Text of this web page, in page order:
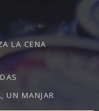
LA CENA
UN MANJAR